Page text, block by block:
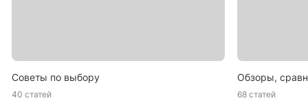
Советы по выбору
40 статей
Обзоры,
68 статей